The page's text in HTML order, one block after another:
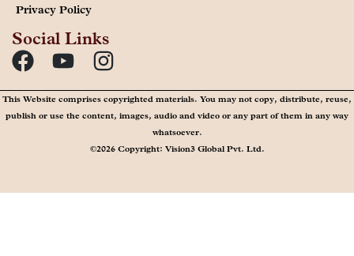
Privacy Policy
Social Links
This Website comprises copyrighted materials. You may not copy, distribute, reuse,
publish or use the content, images, audio and video or any part of them in any way
whatsoever.
©2026 Copyright: Vision3 Global Pvt. Ltd.